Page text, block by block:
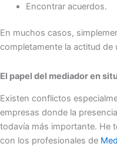
Encontrar acuerdos.
En muchos casos,
completamente la actitud de
El papel del mediador en
Existen conflictos
empresas donde la
todavía más importante. He
con los profesionales de